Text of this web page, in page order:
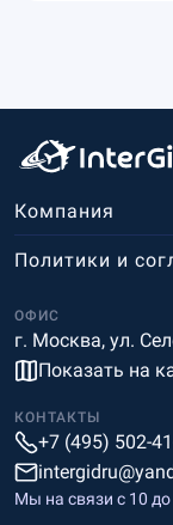
Компания
ОФИС
г. Москва, ул.
Показать на
Политики и
КОНТАКТЫ
+7 (495) 502-
Мы на связи c 10 до